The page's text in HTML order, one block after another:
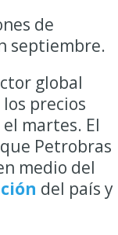
de
septiembre.
global
precios
martes. El
Petrobras
medio del
del país y